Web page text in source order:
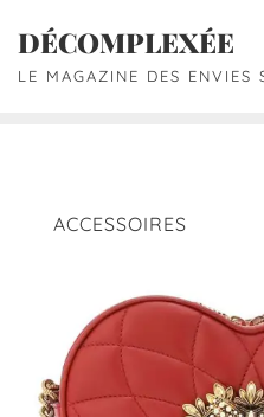
DÉCOMPLEXÉE
LE MAGAZINE DES ENVIES
ACCESSOIRES